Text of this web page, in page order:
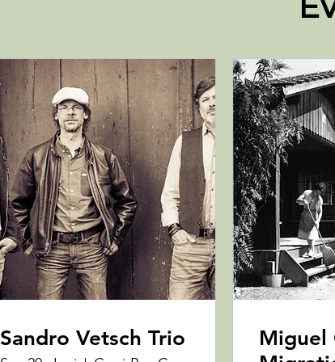
Sandro Vetsch Trio
Miguel